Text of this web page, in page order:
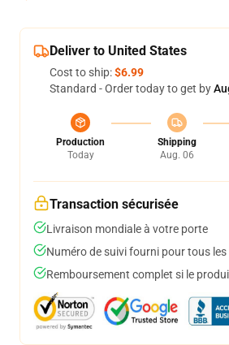
Deliver to United States
Cost to ship:$6.99
Standard - Order today to get by
Production
Today
Shipping
Aug. 06
Transaction sécurisée
Livraison mondiale à votre porte
Numéro de suivi fourni pour tous les
Remboursement complet si le